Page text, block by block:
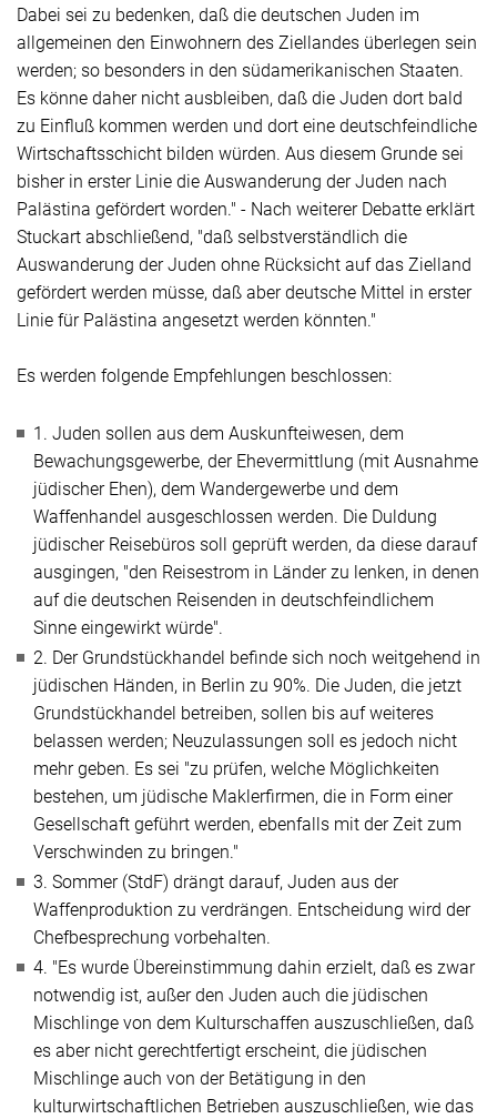
Dabei sei zu bedenken, daß die deutschen Juden im
allgemeinen den Einwohnern des Ziellandes überlegen sein
werden; so besonders in den südamerikanischen Staaten.
Es könne daher nicht ausbleiben, daß die Juden dort bald
zu Einfluß kommen werden und dort eine deutschfeindliche
Wirtschaftsschicht bilden würden. Aus diesem Grunde sei
bisher in erster Linie die Auswanderung der Juden nach
Palästina gefördert worden." - Nach weiterer Debatte erklärt
Stuckart abschließend, "daß selbstverständlich die
Auswanderung der Juden ohne Rücksicht auf das Zielland
gefördert werden müsse, daß aber deutsche Mittel in erster
Linie für Palästina angesetzt werden könnten."
Es werden folgende Empfehlungen beschlossen:
1. Juden sollen aus dem Auskunfteiwesen, dem
Bewachungsgewerbe, der Ehevermittlung (mit Ausnahme
jüdischer Ehen), dem Wandergewerbe und dem
Waffenhandel ausgeschlossen werden. Die Duldung
jüdischer Reisebüros soll geprüft werden, da diese darauf
ausgingen, "den Reisestrom in Länder zu lenken, in denen
auf die deutschen Reisenden in deutschfeindlichem
Sinne eingewirkt würde".
2. Der Grundstückhandel befinde sich noch weitgehend in
jüdischen Händen, in Berlin zu 90%. Die Juden, die jetzt
Grundstückhandel betreiben, sollen bis auf weiteres
belassen werden; Neuzulassungen soll es jedoch nicht
mehr geben. Es sei "zu prüfen, welche Möglichkeiten
bestehen, um jüdische Maklerfirmen, die in Form einer
Gesellschaft geführt werden, ebenfalls mit der Zeit zum
Verschwinden zu bringen."
3. Sommer (StdF) drängt darauf, Juden aus der
Waffenproduktion zu verdrängen. Entscheidung wird der
Chefbesprechung vorbehalten.
4. "Es wurde Übereinstimmung dahin erzielt, daß es zwar
notwendig ist, außer den Juden auch die jüdischen
Mischlinge von dem Kulturschaffen auszuschließen, daß
es aber nicht gerechtfertigt erscheint, die jüdischen
Mischlinge auch von der Betätigung in den
kulturwirtschaftlichen Betrieben auszuschließen, wie das